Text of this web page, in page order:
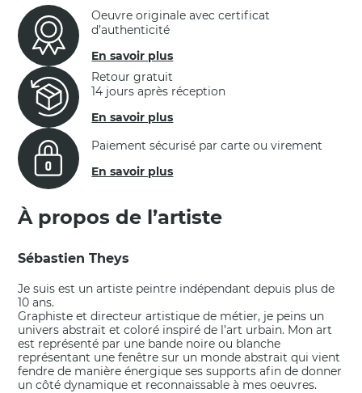
Oeuvre originale avec certificat
d’authenticité
En savoir plus
Retour gratuit
14 jours après réception
En savoir plus
Paiement sécurisé par carte ou virement
En savoir plus
À propos de l’artiste
Sébastien Theys
Je suis est un artiste peintre indépendant depuis plus de
10 ans.
Graphiste et directeur artistique de métier, je peins un
univers abstrait et coloré inspiré de l’art urbain. Mon art
est représenté par une bande noire ou blanche
représentant une fenêtre sur un monde abstrait qui vient
fendre de manière énergique ses supports afin de donner
un côté dynamique et reconnaissable à mes oeuvres.